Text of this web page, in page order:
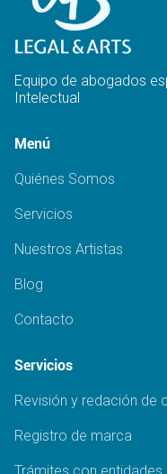
Equipo de abogados
Intelectual
Menú
Quiénes Somos
Servicios
Nuestros Artistas
Blog
Contacto
Servicios
Revisión y redación de
Registro de marca
Trámites con entidades